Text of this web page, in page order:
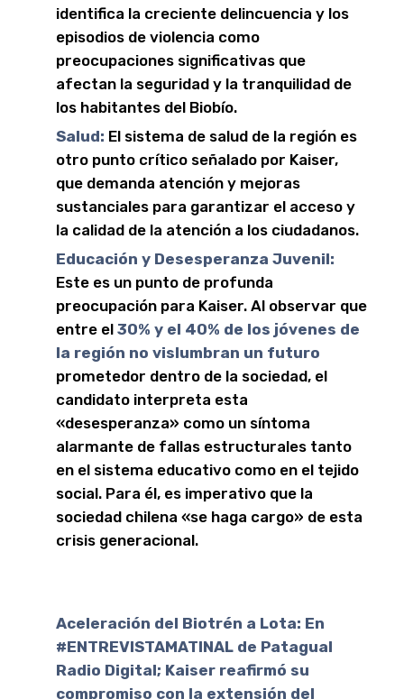
identifica la creciente delincuencia y los
episodios de violencia como
preocupaciones significativas que
afectan la seguridad y la tranquilidad de
los habitantes del Biobío.
Salud: El sistema de salud de la región es
otro punto crítico señalado por Kaiser,
que demanda atención y mejoras
sustanciales para garantizar el acceso y
la calidad de la atención a los ciudadanos.
Educación y Desesperanza Juvenil:
Este es un punto de profunda
preocupación para Kaiser. Al observar que
entre el 30% y el 40% de los jóvenes de
la región no vislumbran un futuro
prometedor dentro de la sociedad, el
candidato interpreta esta
«desesperanza» como un síntoma
alarmante de fallas estructurales tanto
en el sistema educativo como en el tejido
social. Para él, es imperativo que la
sociedad chilena «se haga cargo» de esta
crisis generacional.
Aceleración del Biotrén a Lota: En
#ENTREVISTAMATINAL de Patagual
Radio Digital; Kaiser reafirmó su
compromiso con la extensión del